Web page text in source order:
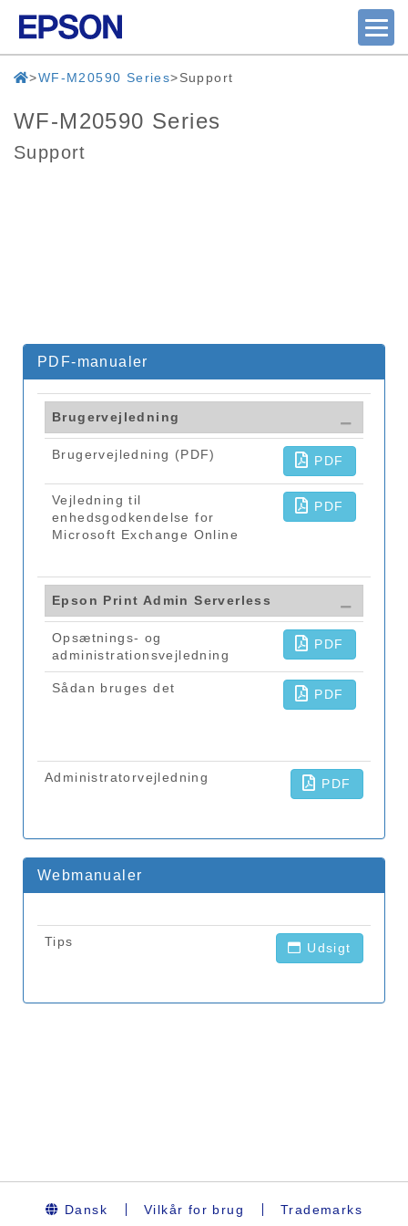
WF-M20590 Series Support
WF-M20590 Series
Support
Dansk Vilkår for brug Trademarks